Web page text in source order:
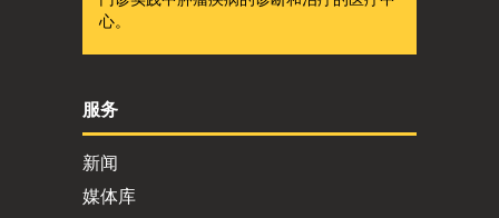
心。
服务
新闻
媒体库